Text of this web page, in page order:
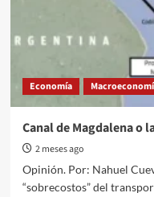
Economía
Canal de Magdalena o
2 meses ago
Opinión. Por: Nahuel
“sobrecostos” del